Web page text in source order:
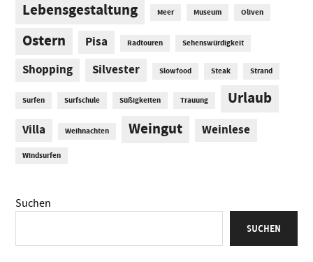
Lebensgestaltung
Meer Museum Oliven
Ostern Pisa Radtouren Sehenswürdigkeit
Shopping Silvester Slowfood Steak Strand
Surfen Surfschule Süßigkeiten Trauung Urlaub
Villa Weihnachten Weingut Weinlese
Windsurfen
Suchen
SUCHEN